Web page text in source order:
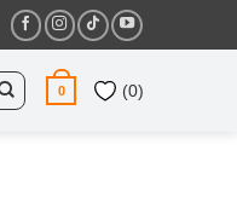
0 (0)